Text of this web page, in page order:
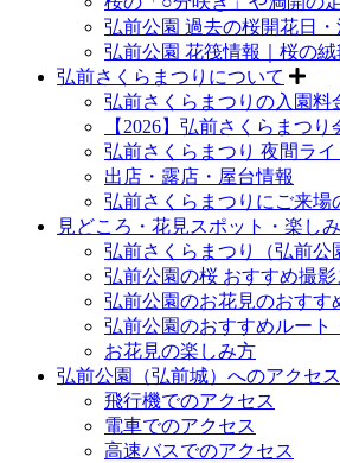
弘前公園 過去の桜開花日
弘前公園 花筏情報｜桜の
弘前さくらまつりについて
弘前さくらまつりの入園料
【2026】弘前さくらまつ
弘前さくらまつり 夜間ラ
出店・露店・屋台情報
弘前さくらまつりにご来場
見どころ・花見スポット・楽し
弘前さくらまつり（弘前公
弘前公園の桜 おすすめ撮影
弘前公園のお花見のおすす
弘前公園のおすすめルート
お花見の楽しみ方
弘前公園（弘前城）へのアクセ
飛行機でのアクセス
電車でのアクセス
高速バスでのアクセス